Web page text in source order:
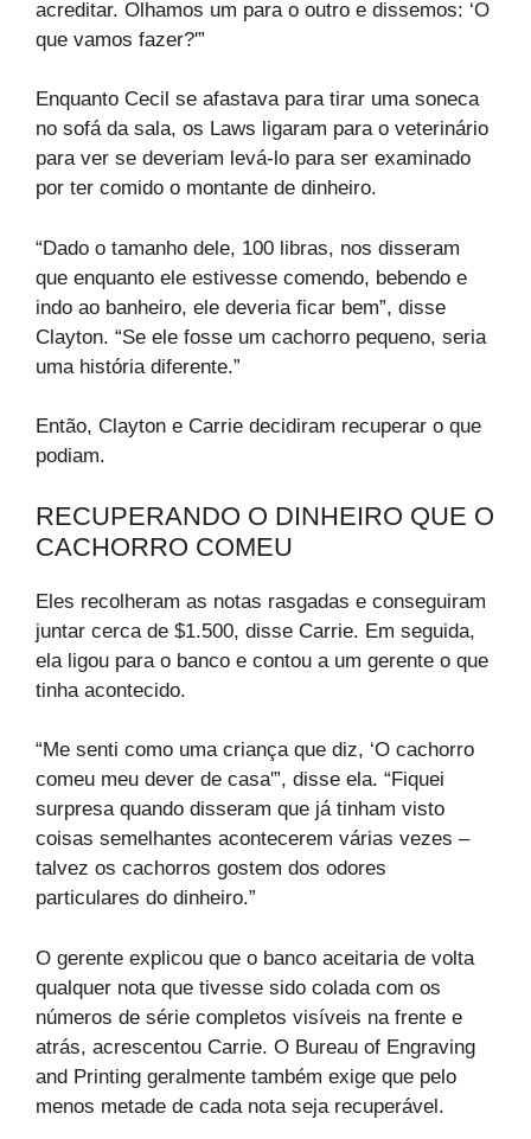
acreditar. Olhamos um para o outro e dissemos: ‘O
que vamos fazer?'”
Enquanto Cecil se afastava para tirar uma soneca
no sofá da sala, os Laws ligaram para o veterinário
para ver se deveriam levá-lo para ser examinado
por ter comido o montante de dinheiro.
“Dado o tamanho dele, 100 libras, nos disseram
que enquanto ele estivesse comendo, bebendo e
indo ao banheiro, ele deveria ficar bem”, disse
Clayton. “Se ele fosse um cachorro pequeno, seria
uma história diferente.”
Então, Clayton e Carrie decidiram recuperar o que
podiam.
RECUPERANDO O DINHEIRO QUE O
CACHORRO COMEU
Eles recolheram as notas rasgadas e conseguiram
juntar cerca de $1.500, disse Carrie. Em seguida,
ela ligou para o banco e contou a um gerente o que
tinha acontecido.
“Me senti como uma criança que diz, ‘O cachorro
comeu meu dever de casa'”, disse ela. “Fiquei
surpresa quando disseram que já tinham visto
coisas semelhantes acontecerem várias vezes –
talvez os cachorros gostem dos odores
particulares do dinheiro.”
O gerente explicou que o banco aceitaria de volta
qualquer nota que tivesse sido colada com os
números de série completos visíveis na frente e
atrás, acrescentou Carrie. O Bureau of Engraving
and Printing geralmente também exige que pelo
menos metade de cada nota seja recuperável.